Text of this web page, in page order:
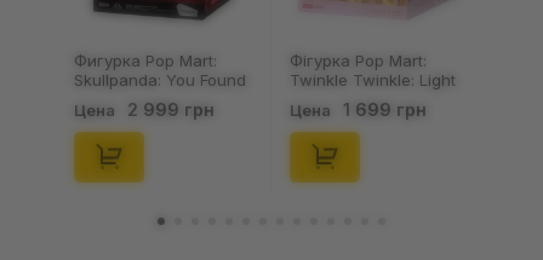
Фигурка Pop Mart:
Skullpanda: You Found
Me!: Plush Doll Pendant
Series (Blind Box: 1 з
10) (Secret Edition),
(29347)
Цена 2 999 грн
Фігурка Pop Mart:
Twinkle Twinkle: Light
Up: Scene Sets Series
(Blind Box: 1 з 10)
(Secret Edition),
(21372)
Цена 1 699 грн